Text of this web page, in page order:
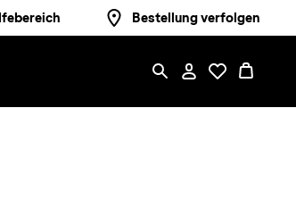
Bestellung verfolgen